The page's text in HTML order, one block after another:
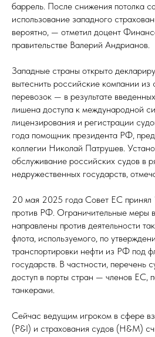
баррель. После снижения потолка
использование западного
вероятно, — отметил доцент
правительстве Валерий Андрианов.
Западные страны открыто
вытеснить российские компании
перевозок — в результате
лишена доступа к международной
лицензирования и регистрации
года помощник президента РФ,
коллегии Николай Патрушев.
обслуживание российских судов в
недружественных государств,
20 мая 2025 года Совет ЕС принял
против РФ. Ограничительные меры
направлены против деятельности
флота, используемого, по
транспортировки нефти из РФ под
государств. В частности, перечень
доступ в порты стран — членов ЕС,
танкерами.
Сейчас ведущим игроком в сфере
(P&I) и страхования судов (H&M)